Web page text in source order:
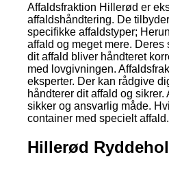
Affaldsfraktion Hillerød er
affaldshåndtering. De
specifikke affaldstyper;
affald og meget mere.
dit affald bliver håndteret
med lovgivningen.
eksperter. Der kan rådgive
håndterer dit affald og
sikker og ansvarlig måde.
container med specielt
Hillerød